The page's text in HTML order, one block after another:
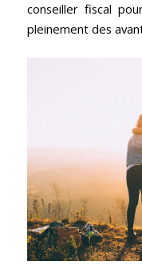
conseiller fiscal
pleinement des